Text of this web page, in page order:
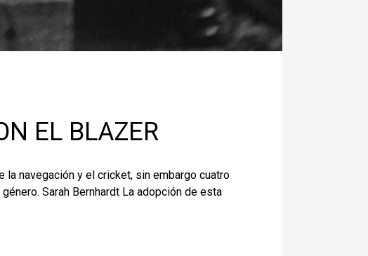
EL BLAZER
la navegación y el cricket, sin embargo cuatro
Sarah Bernhardt La adopción de esta